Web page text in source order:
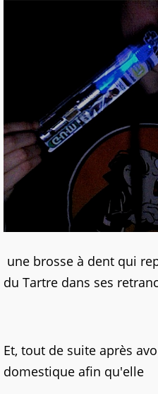
une brosse à dent qui
du Tartre dans ses
Et, tout de suite après
domestique afin qu'elle